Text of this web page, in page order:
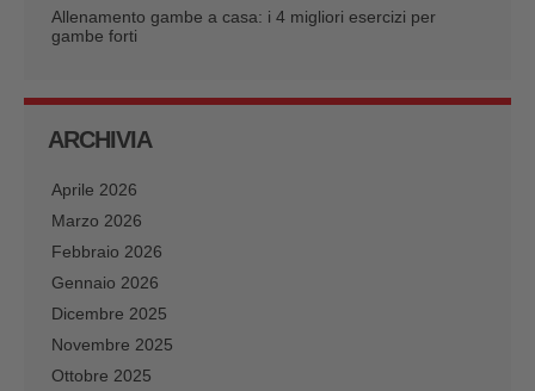
Allenamento gambe a casa: i 4 migliori esercizi per
gambe forti
ARCHIVIA
Aprile 2026
Marzo 2026
Febbraio 2026
Gennaio 2026
Dicembre 2025
Novembre 2025
Ottobre 2025